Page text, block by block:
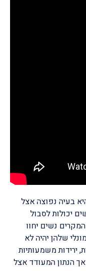
בעיה נפוצה אצל
יכולות לסבול
נשים יחוו
שלהן יהיה לא
ירידות משמעותיות
הנתון המעודד אצל